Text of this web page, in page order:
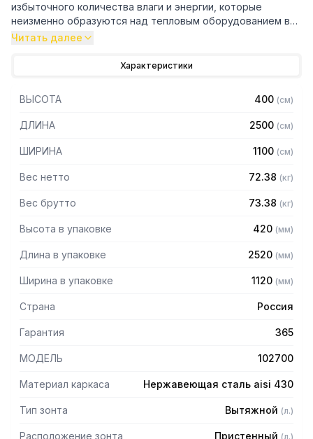
избыточного количества влаги и энергии, которые
неизменно образуются над тепловым оборудованием в
процессе готовки.
Кроме того, зонт втягивает в себя продукты сгорания и
оборудование формирует микроклимат в помещении и
защищает сотрудников горячего цеха.
Особенности:
— Вытяжной пристенный в форме короба
— Материал: нержавеющая сталь AISI 430 толщиной
— С лабиринтными фильтрами (жироуловителями)
Читать далее
Характеристики
ВЫСОТА 400 (см)
ДЛИНА 2500 (см)
ШИРИНА 1100 (см)
Вес нетто 72.38 (кг)
Вес брутто 73.38 (кг)
Высота в упаковке 420 (мм)
Длина в упаковке 2520 (мм)
Ширина в упаковке 1120 (мм)
Страна Россия
Гарантия 365
МОДЕЛЬ 102700
Материал каркаса Нержавеющая сталь aisi 430
Тип зонта Вытяжной (л.)
Расположение зонта Пристенный (л.)